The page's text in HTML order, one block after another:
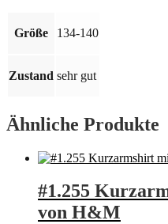
Menge
Größe 134-140
Zustand sehr gut
Ähnliche Produkte
#1.255
von H&M